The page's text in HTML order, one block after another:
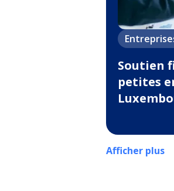
Soutien
petites
Afficher plus